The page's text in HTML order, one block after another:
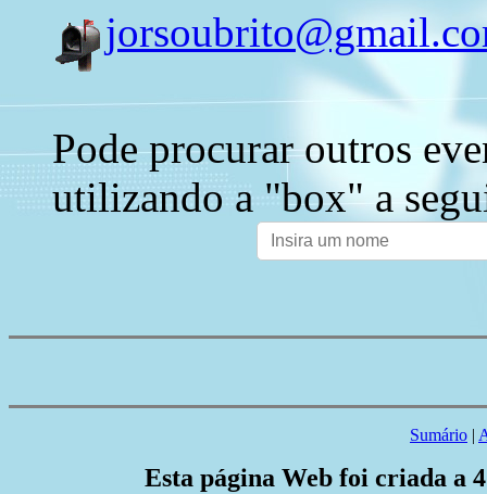
Pode procurar outros
utilizando a "box" a
Sumário |
Esta página Web foi criada a